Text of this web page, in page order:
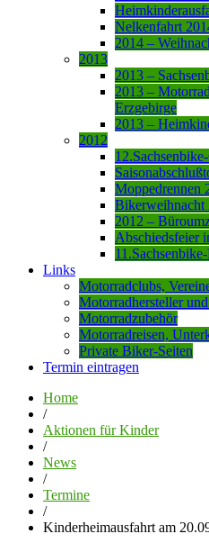
Nelkenfahrt
2014 –
2013
2013 –
2013 –
Erzgebirge
2013 –
2012
Moppedrennen
Bikerweihnacht
2012 –
Abschiedsfeier
Links
Motorradclubs,
Motorradhersteller
Motorradzubehör
Motorradreisen,
Private Biker-Seiten
Termin eintragen
Home
/
Aktionen für Kinder
/
News
/
Termine
/
Kinderheimausfahrt am